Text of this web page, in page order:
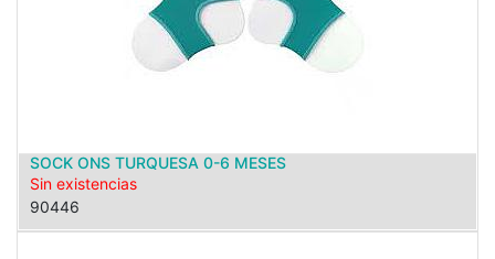
SOCK ONS TURQUESA 0-6 MESES
Sin existencias
90446